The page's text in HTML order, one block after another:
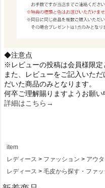
◆注意点
※レビューの投稿は会員様限定
また、レビューをご記入いた
だいた商品のみとなります。
何卒ご理解賜りますようお願い
詳細はこちら→
item
レディース
ファッション アウ
レディース
毛皮から探す・ファッ